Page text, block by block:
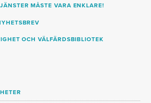
MÅSTE VARA ENKLARE!
OCH VÄLFÄRDSBIBLIOTEK